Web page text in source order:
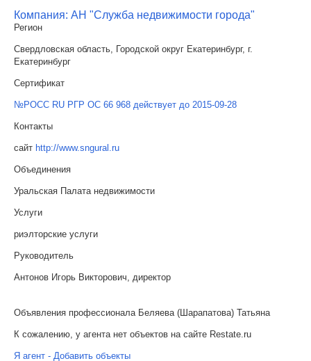
Компания: АН "Служба недвижимости города"
Регион
Свердловская область, Городской округ Екатеринбург, г.
Екатеринбург
Сертификат
№РОСС RU РГР ОС 66 968 действует до 2015-09-28
Контакты
сайт http://www.sngural.ru
Объединения
Уральская Палата недвижимости
Услуги
риэлторские услуги
Руководитель
Антонов Игорь Викторович, директор
Объявления профессионала Беляева (Шарапатова) Татьяна
К сожалению, у агента нет объектов на сайте Restate.ru
Я агент - Добавить объекты